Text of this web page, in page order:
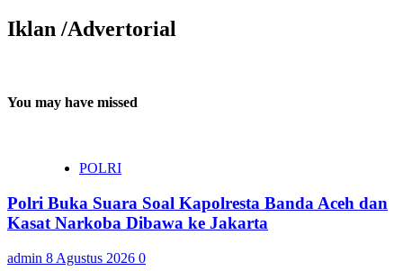
Iklan /Advertorial
You may have missed
POLRI
Polri Buka Suara Soal Kapolresta Banda Aceh dan
Kasat Narkoba Dibawa ke Jakarta
admin 8 Agustus 2026 0